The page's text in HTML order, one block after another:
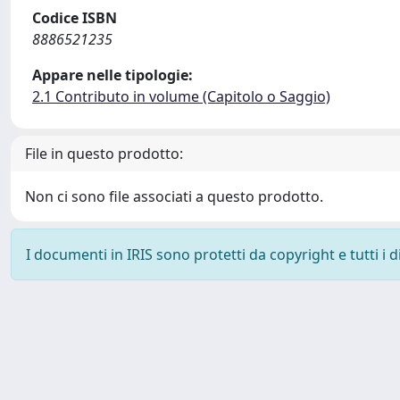
Codice ISBN
8886521235
Appare nelle tipologie:
2.1 Contributo in volume (Capitolo o Saggio)
File in questo prodotto:
Non ci sono file associati a questo prodotto.
I documenti in IRIS sono protetti da copyright e tutti i